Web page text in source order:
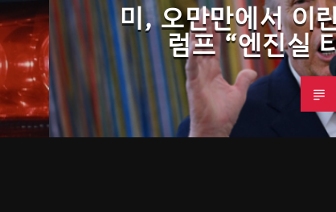
미, 오만만에서 이
럼프 “엔진실